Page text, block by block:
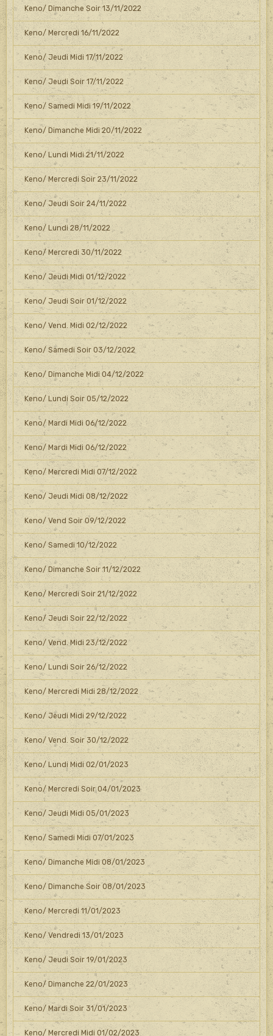
Keno/ Dimanche Soir 13/11/2022
Keno/ Mercredi 16/11/2022
Keno/ Jeudi Midi 17/11/2022
Keno/ Jeudi Soir 17/11/2022
Keno/ Samedi Midi 19/11/2022
Keno/ Dimanche Midi 20/11/2022
Keno/ Lundi Midi 21/11/2022
Keno/ Mercredi Soir 23/11/2022
Keno/ Jeudi Soir 24/11/2022
Keno/ Lundi 28/11/2022
Keno/ Mercredi 30/11/2022
Keno/ Jeudi Midi 01/12/2022
Keno/ Jeudi Soir 01/12/2022
Keno/ Vend. Midi 02/12/2022
Keno/ Samedi Soir 03/12/2022
Keno/ Dimanche Midi 04/12/2022
Keno/ Lundi Soir 05/12/2022
Keno/ Mardi Midi 06/12/2022
Keno/ Mardi Midi 06/12/2022
Keno/ Mercredi Midi 07/12/2022
Keno/ Jeudi Midi 08/12/2022
Keno/ Vend Soir 09/12/2022
Keno/ Samedi 10/12/2022
Keno/ Dimanche Soir 11/12/2022
Keno/ Mercredi Soir 21/12/2022
Keno/ Jeudi Soir 22/12/2022
Keno/ Vend. Midi 23/12/2022
Keno/ Lundi Soir 26/12/2022
Keno/ Mercredi Midi 28/12/2022
Keno/ Jeudi Midi 29/12/2022
Keno/ Vend. Soir 30/12/2022
Keno/ Lundi Midi 02/01/2023
Keno/ Mercredi Soir 04/01/2023
Keno/ Jeudi Midi 05/01/2023
Keno/ Samedi Midi 07/01/2023
Keno/ Dimanche Midi 08/01/2023
Keno/ Dimanche Soir 08/01/2023
Keno/ Mercredi 11/01/2023
Keno/ Vendredi 13/01/2023
Keno/ Jeudi Soir 19/01/2023
Keno/ Dimanche 22/01/2023
Keno/ Mardi Soir 31/01/2023
Keno/ Mercredi Midi 01/02/2023